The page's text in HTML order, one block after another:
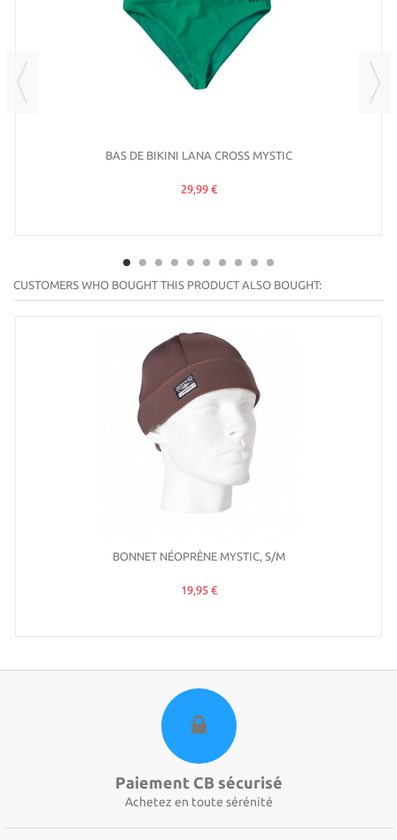
BAS DE BIKINI LANA CROSS MYSTIC
29,99 €
CUSTOMERS WHO BOUGHT THIS PRODUCT ALSO BOUGHT:
BONNET NÉOPRÈNE MYSTIC, S/M
19,95 €
Paiement CB sécurisé
Achetez en toute sérénité